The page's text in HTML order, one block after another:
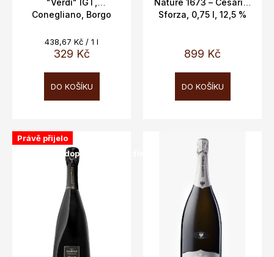
Conegliano, Borgo
329 Kč
Měrná
cena:
438,67 Kč / 1 l
DO KOŠÍKU
Sforza, 0,75 l, 12,5 %
899 Kč
DO KOŠÍKU
Právě přijelo
SALECODE:doprava100:100:fix:CZK